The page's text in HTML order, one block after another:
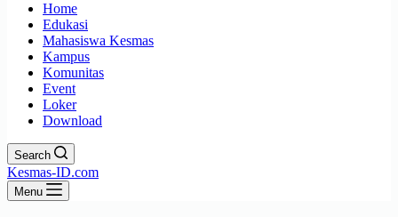
Home
Edukasi
Mahasiswa Kesmas
Kampus
Komunitas
Event
Loker
Download
Search
Kesmas-ID.com
Menu